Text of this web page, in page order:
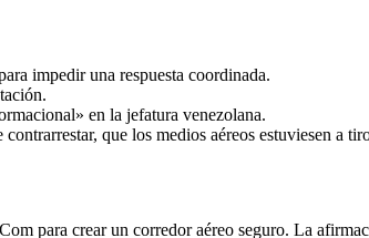
impedir una respuesta coordinada.
en la jefatura venezolana.
que los medios aéreos estuviesen a
para crear un corredor aéreo seguro. La